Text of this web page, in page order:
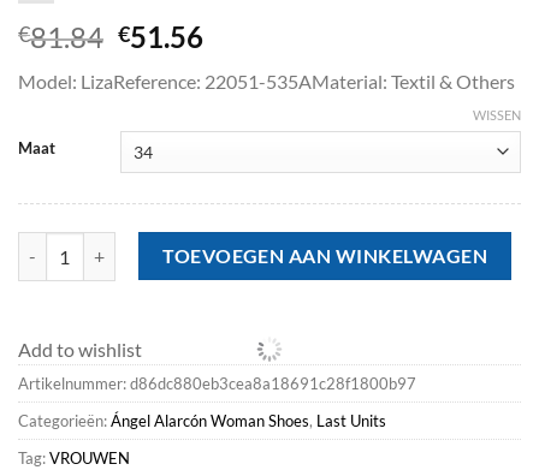
€81.84 Oorspronkelijke
was:
€51.56Huidige
is:
Model: LizaReference: 22051-535AMaterial: Textil & Others
Maat
WISSEN
Last Units<Ángel Alarcón Liza - Raffia Slingback Flats aantal
TOEVOEGEN AAN WINKELWAGEN
Add to wishlist
Artikelnummer:d86dc880eb3cea8a18691c28f1800b97
Categorieën:Ángel Alarcón Woman Shoes, Last Units
Tag:VROUWEN